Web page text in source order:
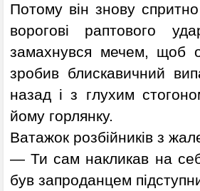
Потому він знову
ворогові раптового
замахнувся мечем, щоб
зробив блискавичний
назад і з глухим
йому горлянку.
Ватажок розбійників з
— Ти сам накликав на
був запроданцем